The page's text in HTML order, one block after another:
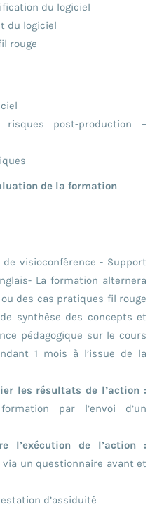
du logiciel
du logiciel
rouge
post-production –
de la formation
visioconférence - Support
La formation alternera
des cas pratiques fil rouge
synthèse des concepts et
pédagogique sur le cours
1 mois à l’issue de la
les résultats de l’action :
par l’envoi d’un
l’exécution de l’action :
un questionnaire avant et
d’assiduité